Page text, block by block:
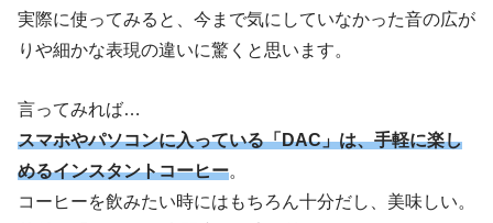
実際に使ってみると、今まで気にしていなかった音の広が
りや細かな表現の違いに驚くと思います。
言ってみれば…
スマホやパソコンに入っている「DAC」は、手軽に楽し
めるインスタントコーヒー。
コーヒーを飲みたい時にはもちろん十分だし、美味しい。